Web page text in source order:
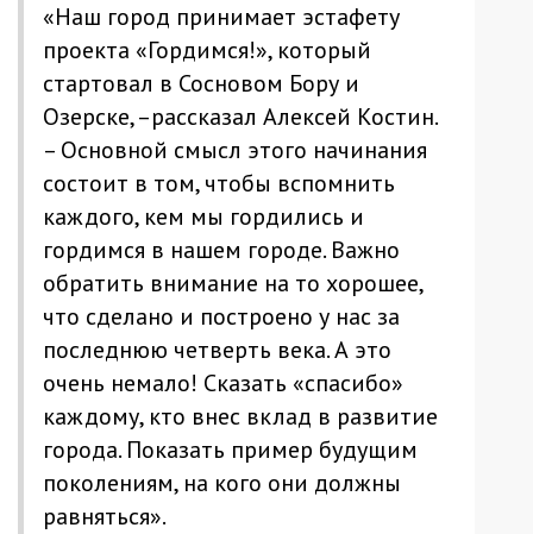
«Наш город принимает эстафету
проекта «Гордимся!», который
стартовал в Сосновом Бору и
Озерске, –рассказал Алексей Костин.
– Основной смысл этого начинания
состоит в том, чтобы вспомнить
каждого, кем мы гордились и
гордимся в нашем городе. Важно
обратить внимание на то хорошее,
что сделано и построено у нас за
последнюю четверть века. А это
очень немало! Сказать «спасибо»
каждому, кто внес вклад в развитие
города. Показать пример будущим
поколениям, на кого они должны
равняться».